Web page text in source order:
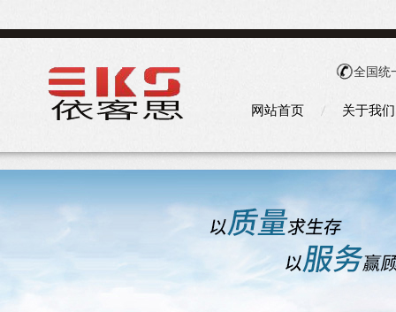
全国统
网站首页 关于我们